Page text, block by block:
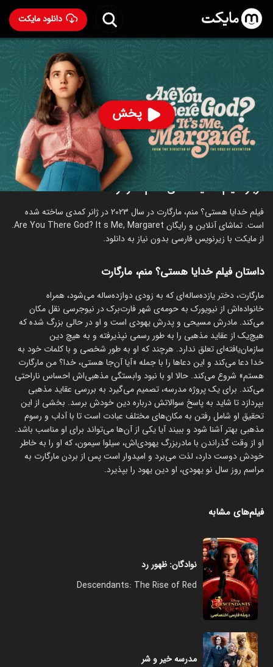
دانلود مایکت
پخش
- Are You There God?
۴۵۰ 80% ۷.۴
ساخت آمریکا سال 2023
رده سنی ۱۳+
کمدی
خانوادگی
درباره فیلم خدایا هستی؟ منم، مارگارت
فیلم خدایا هستی؟ منم، مارگارت در سال 2023 در ژانر کمدی ساخته شده
است. تماشای آنلاین و رایگان Are You There God? It s Me, Margaret.
از مایکت با زیرنویس فارسی بدون نیاز به دانلود.
داستان فیلم خدایا هستی؟ منم، مارگارت
مارگارت، دختر یازده‌ساله‌ای که به زودی دوازده‌ساله می‌شود، همراه
خانواده‌اش از نیویورک به حومه‌ی شهر فارت‌برک در نیوجرسی نقل مکان
می‌کند. مادرش مسیحی و پدرش یهودی است و او در حالی بزرگ شده که
هیچ‌یک از عقاید مذهبی را به طور رسمی نپذیرفته و به هیچ دین
سازمان‌یافته‌ای تعلق ندارد. هرچند که او به طور شخصی و با کلمات خود به
خدا دعا می‌کند و این دعاها را با جمله «آیا آن‌جا هستی، خدا؟ من مارگارت
هستم» شروع می‌کند. حالا او با نبود وابستگی مذهبی‌اش احساس ناراحتی
می‌کند. برای یک پروژه مدرسه، تصمیم می‌گیرد به بررسی عقاید مذهبی
بپردازد تا شاید به پاسخ سوالاتش درباره دین خودش برسد. بخشی از این
تحقیق او شامل رفتن به مکان‌های مختلف عبادت است تا با آداب و رسوم
مذهبی بهتر آشنا شود و ببیند آیا یکی از آن‌ها می‌تواند برای او مناسب باشد.
او از وقت گذراندن با مادربزرگ یهودی‌اش، سیلوا سیمون، که او را به خاطر
خودش دوست دارد، لذت می‌برد و امیدوار است پس از بردن مارگارت به
مراسم روز سال نو یهودی، او دین یهود را بپذیرد.
فیلم‌های مشابه
نوادگان: ظهور رد
Descendants: The Rise of Red
مدرسه خیر و شر